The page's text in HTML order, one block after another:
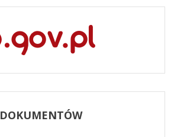
DOKUMENTÓW